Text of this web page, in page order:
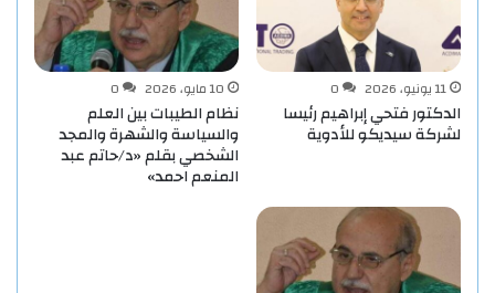
11 يونيو، 2026 0
الدكتور فتحي إبراهيم رئيسا
لشركة سيديكو للأدوية
10 مايو، 2026 0
نظام الطيبات بين العلم
والسياسة والشهرة والمجد
الشخصي بقلم «د/حاتم عبد
المنعم احمد»